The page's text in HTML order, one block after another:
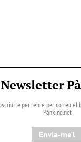
Newsletter
te per rebre per correu
Pànxing.net​
Envia-me'l